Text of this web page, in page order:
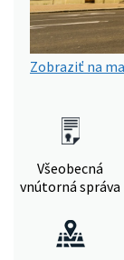
Zobraziť na
Všeobecná
vnútorná správa